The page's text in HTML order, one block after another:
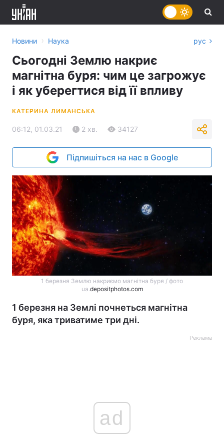
Новини › Наука рус
Сьогодні Землю накриє
магнітна буря: чим це загрожує
і як уберегтися від її впливу
КАТЕРИНА ЛИМАНСЬКА
06:12, 01.03.21 2 хв. 34127
Підпишіться на нас в Google
1 березня Землю накриємо магнітна буря / фото
ua.depositphotos.com
1 березня на Землі почнеться магнітна
буря, яка триватиме три дні.
Реклама
ad